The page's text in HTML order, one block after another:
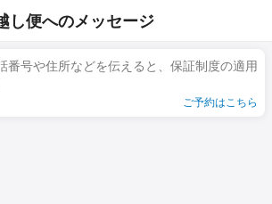
し便へのメッセージ
番号や住所などを伝えると、保証制度の適用
ご予約はこちら